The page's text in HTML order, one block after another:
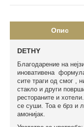
Опис
DETHY
Благодарение на
иновативенa
сите траги од смог ,
стакло и други
рестораните и
се суши. Тоа е брз и
амонијак.